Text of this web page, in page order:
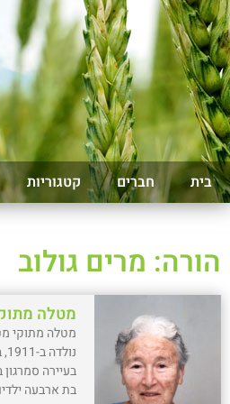
בית חברים קטגוריות
הורה: מרים גולוב
מטלה
מטלה מתוקי
בעיירה
בת ארבעה